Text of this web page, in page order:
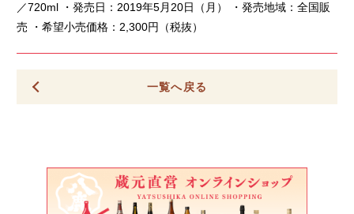
／720ml ・発売日：2019年5月20日（月） ・発売地域：全国販
売 ・希望小売価格：2,300円（税抜）
一覧へ戻る